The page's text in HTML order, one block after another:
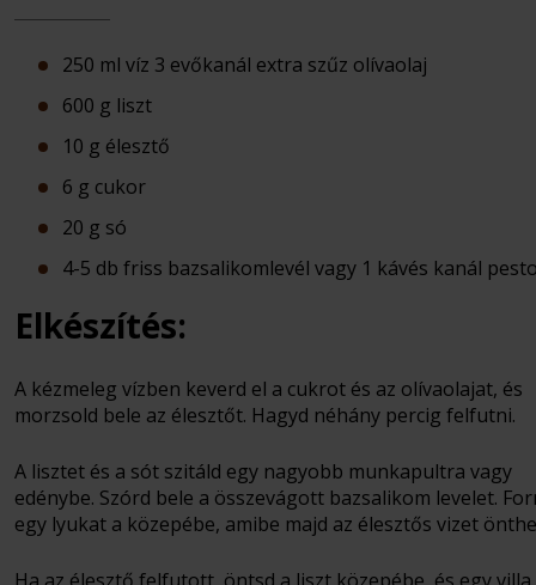
250 ml víz 3 evőkanál extra szűz olívaolaj
600 g liszt
10 g élesztő
6 g cukor
20 g só
4-5 db friss bazsalikomlevél vagy 1 kávés kanál
Elkészítés:
A kézmeleg vízben keverd el a cukrot és az olívaolajat, és
morzsold bele az élesztőt. Hagyd néhány percig felfutni.
A lisztet és a sót szitáld egy nagyobb munkapultra vagy
edénybe. Szórd bele a összevágott bazsalikom levelet.
egy lyukat a közepébe, amibe majd az élesztős vizet